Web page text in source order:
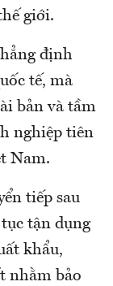
giới.
định
tế, mà
bản và tầm
nghiệp tiên
Nam.
tiếp sau
tận dụng
khẩu,
nhằm bảo